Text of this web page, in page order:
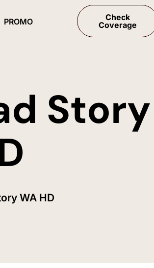
PROMO
Check
Coverage
Story
WA HD